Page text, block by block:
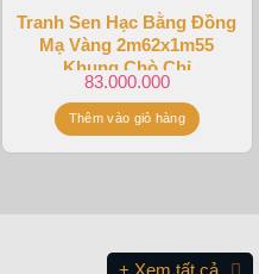
Tranh Sen Hạc Bằng Đồng
Mạ Vàng 2m62x1m55
Khung Chò Chỉ
83.000.000
Thêm vào giỏ hàng
+ Xem tất cả